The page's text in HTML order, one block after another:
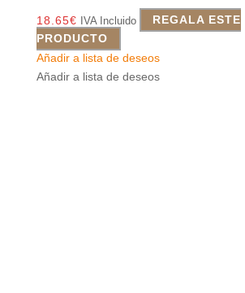
18.65€ IVA Incluido
REGALA ESTE
PRODUCTO
Añadir a lista de deseos
Añadir a lista de deseos